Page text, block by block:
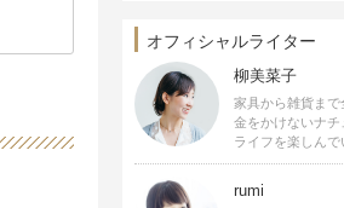
オフィシャルライター
柳美菜子
家具から雑貨ま
金をかけないナ
ライフを楽しんで
ド雑貨やインテ
ます。
rumi